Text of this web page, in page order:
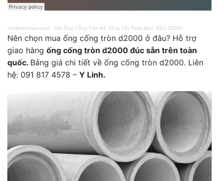
Vlxdbetongducsan · Giá Ống Cống Tròn Bê Tông Cốt Thép (Đúc Sẵn) D2000
Nên chọn mua ống cống tròn d2000 ở đâu? Hỗ trợ
giao hàng ống cống tròn d2000 đúc sẵn trên toàn
quốc. Bảng giá chi tiết về ống cống tròn d2000. Liên
hệ: 091 817 4578 – Y Linh.